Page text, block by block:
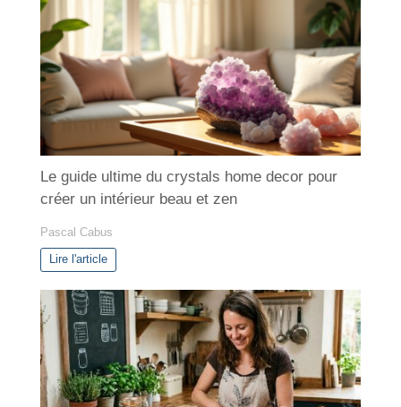
o
e
s
Le guide ultime du crystals home decor pour
créer un intérieur beau et zen
Pascal Cabus
Lire l'article